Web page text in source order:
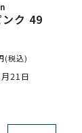
ク 49
(税込)
21日